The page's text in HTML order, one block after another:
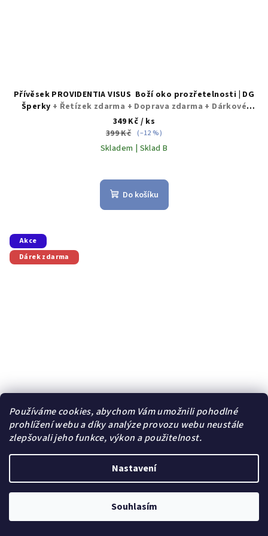
Používáme cookies, abychom Vám umožnili pohodlné
prohlížení webu a díky analýze provozu webu neustále
zlepšovali jeho funkce, výkon a použitelnost.
Nastavení
Souhlasím
Přívěsek PROVIDENTIA VISUS Boží oko prozřetelnosti | DG
Šperky + Řetízek zdarma + Doprava zdarma + Dárkové
balení zdarma
349 Kč / ks
399 Kč (–12 %)
Skladem | Sklad B
Do košíku
Akce
Dárek zdarma
Řetízek zdarma + Doprava zdarma + Dárkové balení zdarma